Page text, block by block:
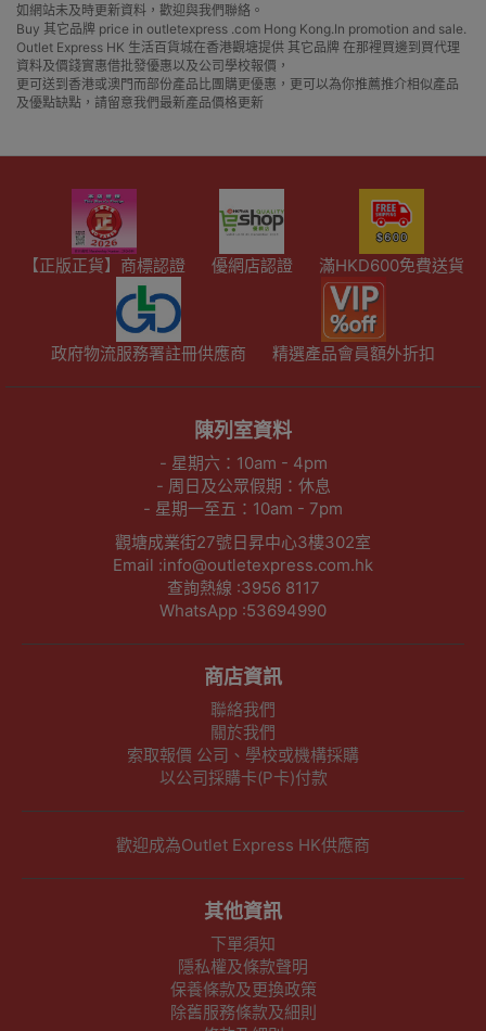
如網站未及時更新資料，歡迎與我們聯絡。
Buy 其它品牌 price in outletexpress .com Hong Kong.In promotion and sale.
Outlet Express HK 生活百貨城在香港觀塘提供 其它品牌 在那裡買邊到買代理
資料及價錢實惠借批發優惠以及公司學校報價，
更可送到香港或澳門而部份產品比團購更優惠，更可以為你推薦推介相似產品
及優點缺點，請留意我們最新產品價格更新
【正版正貨】商標認證 優網店認證 滿HKD600免費送貨
政府物流服務署註冊供應商 精選產品會員額外折扣
陳列室資料
- 星期六：10am - 4pm
- 周日及公眾假期：休息
- 星期一至五：10am - 7pm
觀塘成業街27號日昇中心3樓302室
Email :info@outletexpress.com.hk
查詢熱線 :3956 8117
WhatsApp :53694990
商店資訊
聯絡我們
關於我們
索取報價 公司、學校或機構採購
以公司採購卡(P卡)付款
歡迎成為Outlet Express HK供應商
其他資訊
下單須知
隱私權及條款聲明
保養條款及更換政策
除舊服務條款及細則